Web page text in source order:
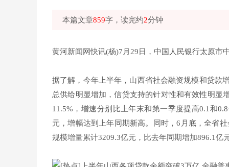
本篇文章859字，读完约2分钟
黄河新闻网快讯(杨)7月29日，中国人民银行太原市
据了解，今年上半年，山西省社会融资规模和贷款
总供给明显增加，信贷支持的针对性和有效性明显
11.5%，增速分别比上年末和第一季度提高0.1和
元，增幅达到上年同期新高。同时，6月底，全省
规模增量累计3209.3亿元，比去年同期增加896.1亿